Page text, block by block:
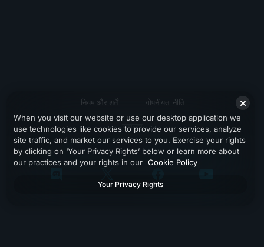
नियम और शर्तें गोपनीयता नीति
सहायता
When you visit our website or use our desktop application we
use technologies like cookies to provide our services, analyze
site traffic, and market our services to you. Exercise your rights
by clicking on ‘Your Privacy Rights’ below or learn more about
our practices and your rights in our Cookie Policy
Your Privacy Rights